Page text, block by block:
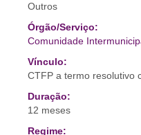
Outros
Órgão/Serviço:
Comunidade
Vínculo:
CTFP a termo resolutivo
Duração:
12 meses
Regime: